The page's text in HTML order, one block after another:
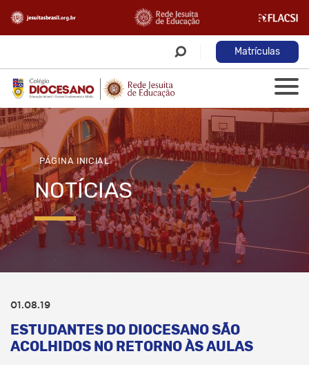
Matrículas
PÁGINA INICIAL
NOTÍCIAS
01.08.19
ESTUDANTES DO DIOCESANO SÃO
ACOLHIDOS NO RETORNO ÀS AULAS